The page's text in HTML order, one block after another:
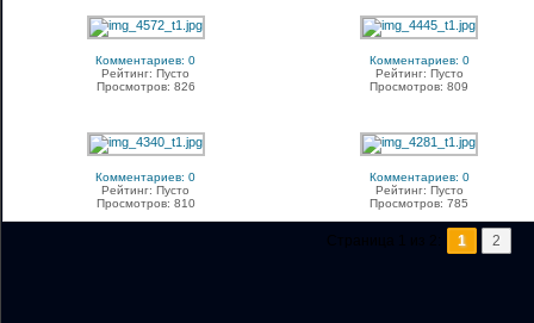
Комментариев: 0
Рейтинг: Пусто
Просмотров: 826
Комментариев: 0
Рейтинг: Пусто
Просмотров: 809
Комментариев: 0
Рейтинг: Пусто
Просмотров: 810
Комментариев: 0
Рейтинг: Пусто
Просмотров: 785
1 2